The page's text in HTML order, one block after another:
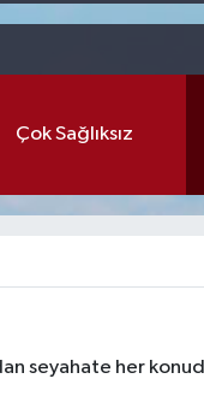
Çok Sağlıksız
seyahate her